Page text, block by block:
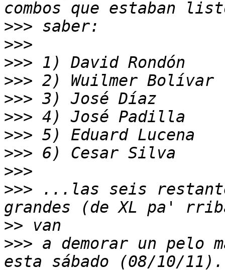
>>>
>>>
>>>
>>>
>>>
>>>
>>>
>>>
>>>
>>> ...las seis
>>
>>> a demorar un pelo